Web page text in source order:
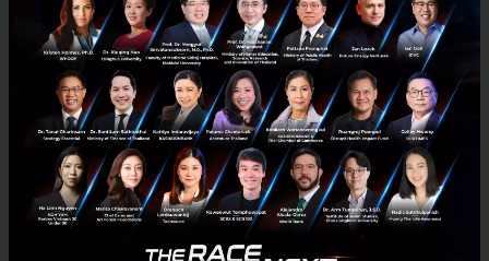
พฤศจิกายน 12, 2019 | ByNuanla-ong Srichumpon
Tech & Biz sinwattana crowdfunding harrisonbutcher Equity Crowdfunding